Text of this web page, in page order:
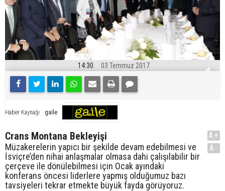
14:30 03 Temmuz 2017
Haber Kaynağı gaile
Crans Montana Bekleyişi
Müzakerelerin yapıcı bir şekilde devam edebilmesi ve
İsviçre’den nihai anlaşmalar olmasa dahi çalışılabilir bir
çerçeve ile dönülebilmesi için Ocak ayındaki
konferans öncesi liderlere yapmış olduğumuz bazı
tavsiyeleri tekrar etmekte büyük fayda görüyoruz.
A+
A-